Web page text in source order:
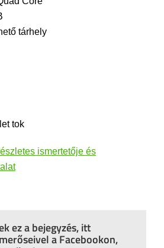
tárhely
tok
ismertetője és
ez a bejegyzés, itt
a Facebookon,